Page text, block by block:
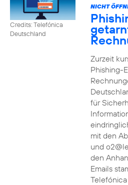
Credits: Telefónica
Deutschland
NICHT
Zurzeit
Phishing-
für
mit den
und
den
Emails